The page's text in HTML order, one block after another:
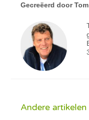
Gecreëerd door
Andere artikelen